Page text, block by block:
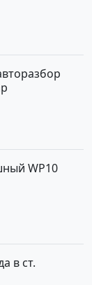
WP10
в ст.